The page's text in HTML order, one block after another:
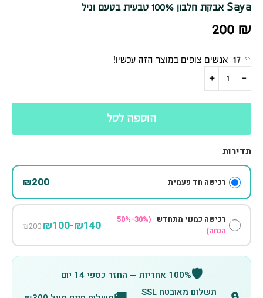
Saya אבקת חלבון 100% טבעית בטעם וניל
200 ₪
17 אנשים צופים במוצר הזה עכשיו!
הוספה לסל
תדירות
רכישה חד פעמית ₪200
רכישה כמנוי מתחדש
(30%-50%
הנחה)
₪140-₪100
₪200
🛡️100% אחריות — החזר כספי 14 יום
תשלום מאובטח SSL